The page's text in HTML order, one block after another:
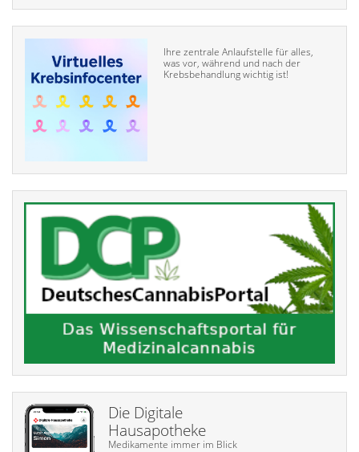
Ihre zentrale Anlaufstelle für alles,
was vor, während und nach der
Krebsbehandlung wichtig ist!
Die Digitale
Hausapotheke
Medikamente immer im Blick